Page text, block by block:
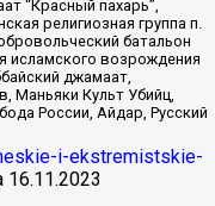
“Красный пахарь”,
религиозная группа п.
батальон
исламского возрождения
джамаат,
Маньяки Культ Убийц,
России, Айдар, Русский
i-ekstremistskie-
16.11.2023